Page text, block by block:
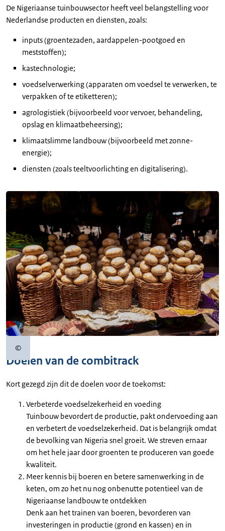
De Nigeriaanse tuinbouwsector heeft veel belangstelling voor
Nederlandse producten en diensten, zoals:
inputs (groentezaden, aardappelen-pootgoed en
meststoffen);
kastechnologie;
voedselverwerking (apparaten om voedsel te verwerken, te
verpakken of te etiketteren);
agrologistiek (bijvoorbeeld voor vervoer, behandeling,
opslag en klimaatbeheersing);
klimaatslimme landbouw (bijvoorbeeld met zonne-
energie);
diensten (zoals teeltvoorlichting en digitalisering).
©Copyrightinformatie
Doelen van de combitrack
Kort gezegd zijn dit de doelen voor de toekomst:
Verbeterde voedselzekerheid en voeding
Tuinbouw bevordert de productie, pakt ondervoeding aan
en verbetert de voedselzekerheid. Dat is belangrijk omdat
de bevolking van Nigeria snel groeit. We streven ernaar
om het hele jaar door groenten te produceren van goede
kwaliteit.
Meer kennis bij boeren en betere samenwerking in de
keten, om zo het nu nog onbenutte potentieel van de
Nigeriaanse landbouw te ontdekken
Denk aan het trainen van boeren, bevorderen van
investeringen in productie (grond en kassen) en in